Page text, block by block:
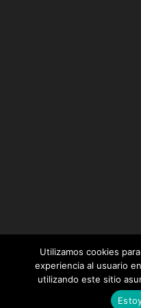
Diseñado por
Utilizamos cookies
experiencia al usuario
utilizando este sitio